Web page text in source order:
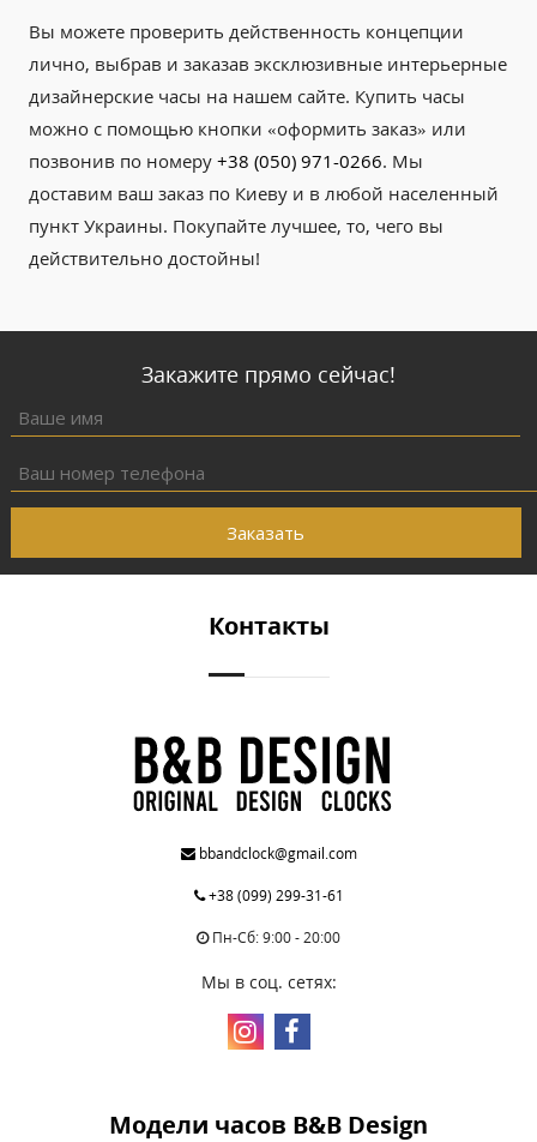
Вы можете проверить действенность концепции
лично, выбрав и заказав эксклюзивные интерьерные
дизайнерские часы на нашем сайте. Купить часы
можно с помощью кнопки «оформить заказ» или
позвонив по номеру +38 (050) 971-0266. Мы
доставим ваш заказ по Киеву и в любой населенный
пункт Украины. Покупайте лучшее, то, чего вы
действительно достойны!
Закажите прямо сейчас!
Заказать
Контакты
bbandclock@gmail.com
+38 (099) 299-31-61
Пн-Сб: 9:00 - 20:00
Мы в соц. сетях:
Модели часов B&B Design